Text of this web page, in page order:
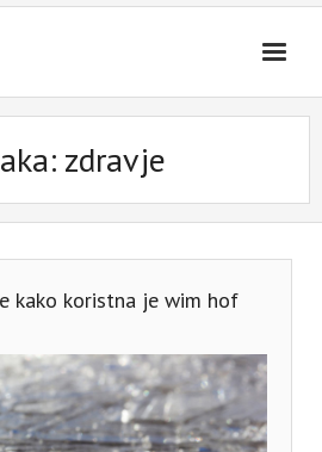
zdravje
kako koristna je wim hof